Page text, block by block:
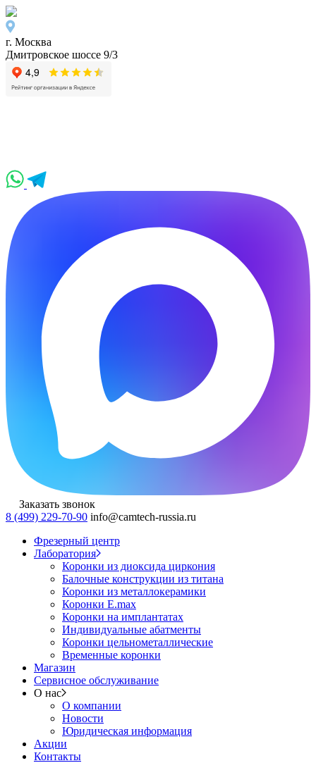
г. Москва
Дмитровское шоссе 9/3
Заказать звонок
8 (499) 229-70-90 info@camtech-russia.ru
Фрезерный центр
Лаборатория
Коронки из диоксида циркония
Балочные конструкции из титана
Коронки из металлокерамики
Коронки E.max
Коронки на имплантатах
Индивидуальные абатменты
Коронки цельнометаллические
Временные коронки
Магазин
Сервисное обслуживание
О нас
О компании
Новости
Юридическая информация
Акции
Контакты